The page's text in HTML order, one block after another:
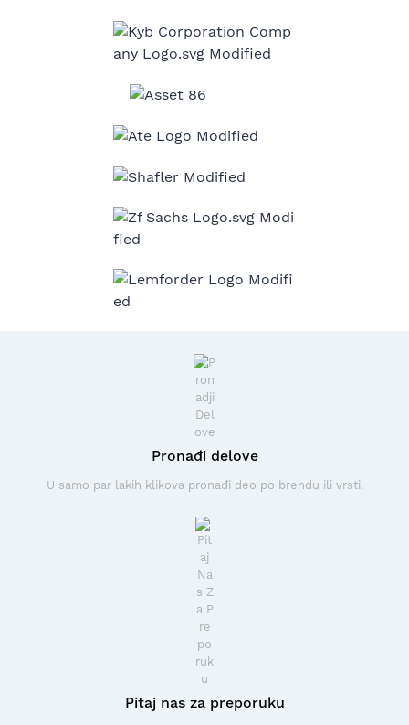
Pronađi delove
U samo par lakih klikova pronađi deo po brendu ili vrsti.
Pitaj nas za preporuku